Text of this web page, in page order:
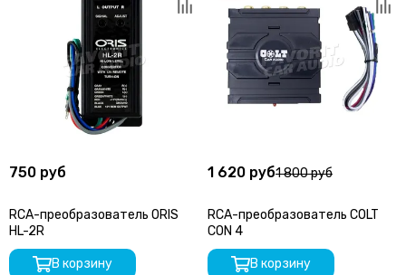
750 руб
RCA-преобразователь ORIS
HL-2R
В корзину
1 620 руб1 800 руб
RCA-преобразователь COLT
CON 4
В корзину